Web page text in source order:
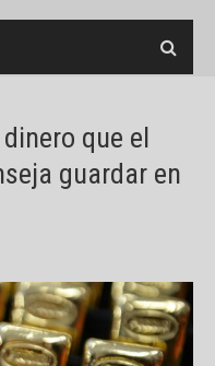
que el
guardar en